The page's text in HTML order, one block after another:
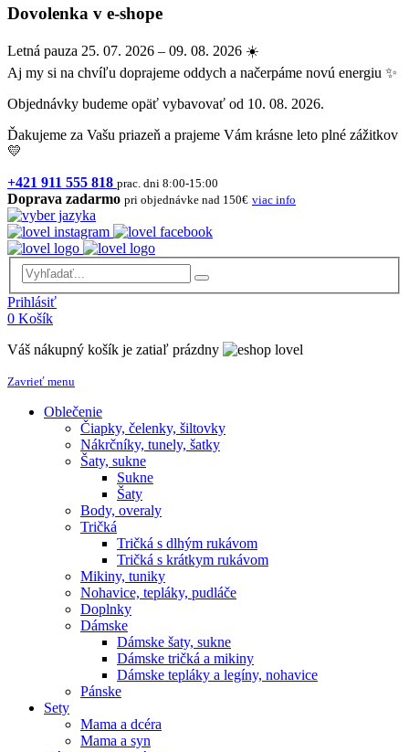
Dovolenka v e-shope
Letná pauza 25. 07. 2026 – 09. 08. 2026 ☀️
Aj my si na chvíľu doprajeme oddych a načerpáme novú energiu ✨
Objednávky budeme opäť vybavovať od 10. 08. 2026.
Ďakujeme za Vašu priazeň a prajeme Vám krásne leto plné zážitkov
💛
+421 911 555 818 prac. dni 8:00-15:00
Doprava zadarmo pri objednávke nad 150€ viac info
Prihlásiť
0 Košík
Váš nákupný košík je zatiaľ prázdny
Zavrieť menu
Oblečenie
Čiapky, čelenky, šiltovky
Nákrčníky, tunely, šatky
Šaty, sukne
Sukne
Šaty
Body, overaly
Tričká
Tričká s dlhým rukávom
Tričká s krátkym rukávom
Mikiny, tuniky
Nohavice, tepláky, pudláče
Doplnky
Dámske
Dámske šaty, sukne
Dámske tričká a mikiny
Dámske tepláky a legíny, nohavice
Pánske
Sety
Mama a dcéra
Mama a syn